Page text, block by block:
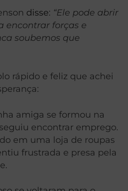
disse: “Ele pode abrir
encontrar forças e
soubemos que
rápido e feliz que achei
amiga se formou na
encontrar emprego.
em uma loja de roupas
frustrada e presa pela